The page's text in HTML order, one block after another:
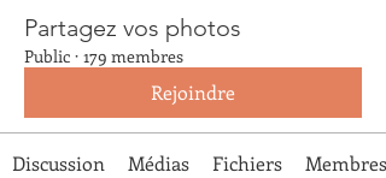
Partagez vos photos
Public · 179 membres
Rejoindre
Discussion Médias Fichiers Membres